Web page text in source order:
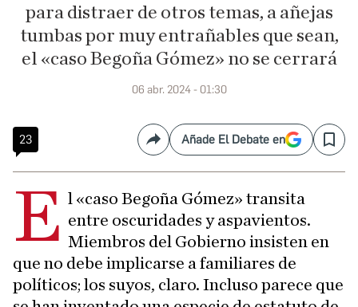
para distraer de otros temas, a añejas
tumbas por muy entrañables que sean,
el «caso Begoña Gómez» no se cerrará
06 abr. 2024 - 01:30
23 CompartirAñade El Debate en Save
E l «caso Begoña Gómez» transita
entre oscuridades y aspavientos.
Miembros del Gobierno insisten en
que no debe implicarse a familiares de
políticos; los suyos, claro. Incluso parece que